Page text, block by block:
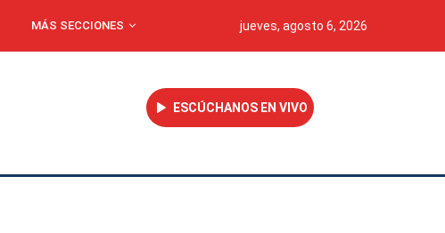
MÁS SECCIONES jueves, agosto 6, 2026
ESCÚCHANOS EN VIVO